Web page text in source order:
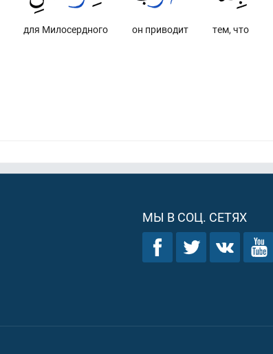
тем, что
он приводит
для Милосердного
МЫ В СОЦ. СЕТЯХ